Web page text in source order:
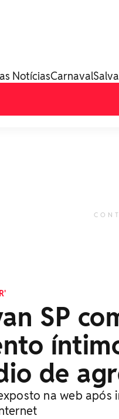
NotíciasCarnaval
SP
de
na web